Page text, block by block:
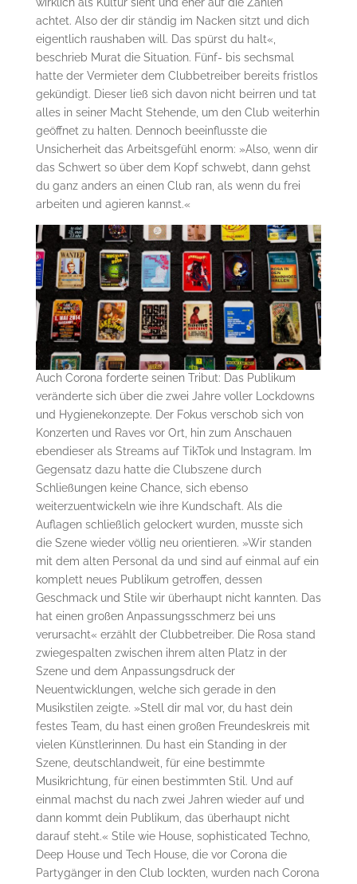
wirklich als Kultur sieht und eher auf die Zahlen
achtet. Also der dir ständig im Nacken sitzt und dich
eigentlich raushaben will. Das spürst du halt«,
beschrieb Murat die Situation. Fünf- bis sechsmal
hatte der Vermieter dem Clubbetreiber bereits fristlos
gekündigt. Dieser ließ sich davon nicht beirren und tat
alles in seiner Macht Stehende, um den Club weiterhin
geöffnet zu halten. Dennoch beeinflusste die
Unsicherheit das Arbeitsgefühl enorm: »Also, wenn dir
das Schwert so über dem Kopf schwebt, dann gehst
du ganz anders an einen Club ran, als wenn du frei
arbeiten und agieren kannst.«
Auch Corona forderte seinen Tribut: Das Publikum
veränderte sich über die zwei Jahre voller Lockdowns
und Hygienekonzepte. Der Fokus verschob sich von
Konzerten und Raves vor Ort, hin zum Anschauen
ebendieser als Streams auf TikTok und Instagram. Im
Gegensatz dazu hatte die Clubszene durch
Schließungen keine Chance, sich ebenso
weiterzuentwickeln wie ihre Kundschaft. Als die
Auflagen schließlich gelockert wurden, musste sich
die Szene wieder völlig neu orientieren. »Wir standen
mit dem alten Personal da und sind auf einmal auf ein
komplett neues Publikum getroffen, dessen
Geschmack und Stile wir überhaupt nicht kannten. Das
hat einen großen Anpassungsschmerz bei uns
verursacht« erzählt der Clubbetreiber. Die Rosa stand
zwiegespalten zwischen ihrem alten Platz in der
Szene und dem Anpassungsdruck der
Neuentwicklungen, welche sich gerade in den
Musikstilen zeigte. »Stell dir mal vor, du hast dein
festes Team, du hast einen großen Freundeskreis mit
vielen Künstlerinnen. Du hast ein Standing in der
Szene, deutschlandweit, für eine bestimmte
Musikrichtung, für einen bestimmten Stil. Und auf
einmal machst du nach zwei Jahren wieder auf und
dann kommt dein Publikum, das überhaupt nicht
darauf steht.« Stile wie House, sophisticated Techno,
Deep House und Tech House, die vor Corona die
Partygänger in den Club lockten, wurden nach Corona